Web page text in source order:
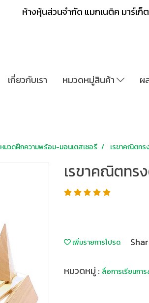
ห้างหุ้นส่วนจำกัด แมกเนติค มาร์เก็
เกี่ยวกับเรา หมวดหมู่สินค้า ผ
หมวดฝึกความพร้อม-มอนเตสเซอรี เรขาคณิตทร
เรขาคณิตทร
เพิ่มรายการโปรด
หมวดหมู่ : สื่อการเรียนการ